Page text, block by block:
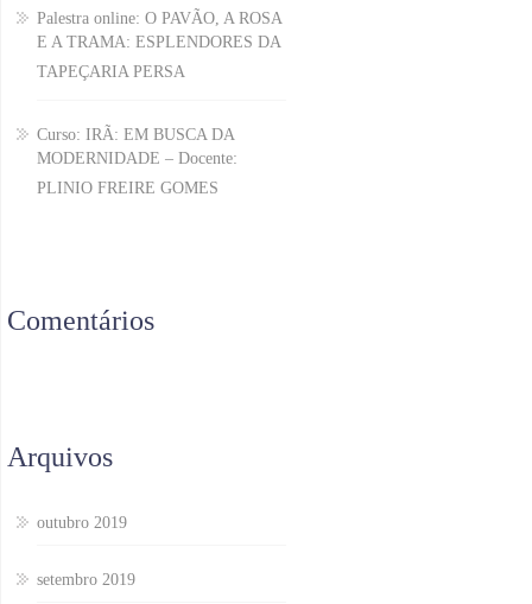
Palestra online: O PAVÃO, A ROSA
E A TRAMA: ESPLENDORES DA
TAPEÇARIA PERSA
Curso: IRÃ: EM BUSCA DA
MODERNIDADE – Docente:
PLINIO FREIRE GOMES
Comentários
Arquivos
outubro 2019
setembro 2019